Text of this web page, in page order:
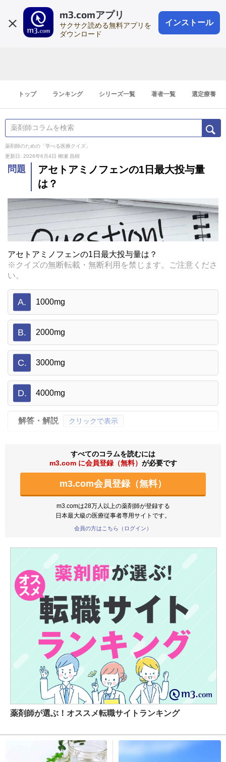
m3.comアプリ
サクサク読める無料アプリを
ダウンロード
インストール
会員登録
登録1分
トップ ランキング シリーズ一覧 著者一覧 選定療養
薬剤師のための「学べる医療クイズ」
更新日: 2026年6月4日 柳瀬 昌樹
問題
アセトアミノフェンの1日最大投与量
は？
アセトアミノフェンの1日最大投与量は？
※クイズの無断転載・無断利用を禁じます。ご注意くださ
い。
A. 1000mg
B. 2000mg
C. 3000mg
D. 4000mg
解答・解説 クリックで表示
すべてのコラムを読むには
m3.com に会員登録（無料） が必要です
m3.com会員登録（無料）
m3.comは28万人以上の薬剤師が登録する
日本最大級の医療従事者専用サイトです。
会員の方はこちら（ログイン）
薬剤師が選ぶ！オススメ転職サイトランキング